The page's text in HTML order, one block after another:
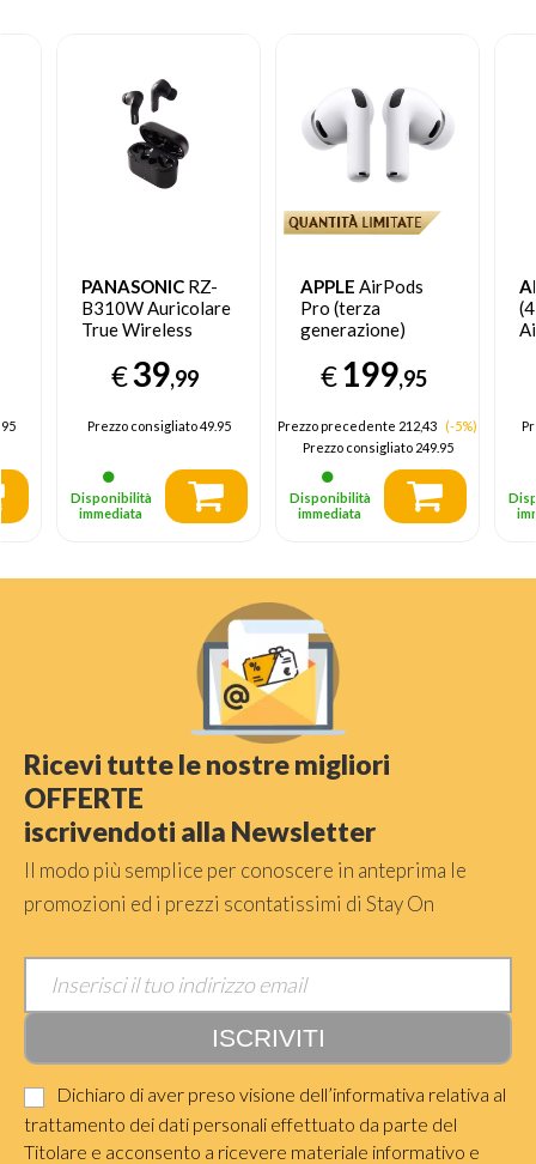
PANASONIC RZ-
B310W Auricolare
True Wireless
ear Musica e
Chiamate
Bluetooth Nero
€39,99
Prezzo consigliato49.95
Disponibilità
immediata
APPLE AirPods
Pro (terza
generazione)
Wireless Stereo
(TWS) In-ear
€199,95
Prezzo precedente 212,43
(-5%)
Prezzo consigliato249.95
Disponibilità
immediata
Ricevi tutte le nostre migliori
OFFERTE
iscrivendoti alla Newsletter
Il modo più semplice per conoscere in anteprima le
promozioni ed i prezzi scontatissimi di Stay On
Dichiaro di aver preso visione dell’informativa relativa al
trattamento dei dati personali effettuato da parte del
Titolare e acconsento a ricevere materiale informativo e